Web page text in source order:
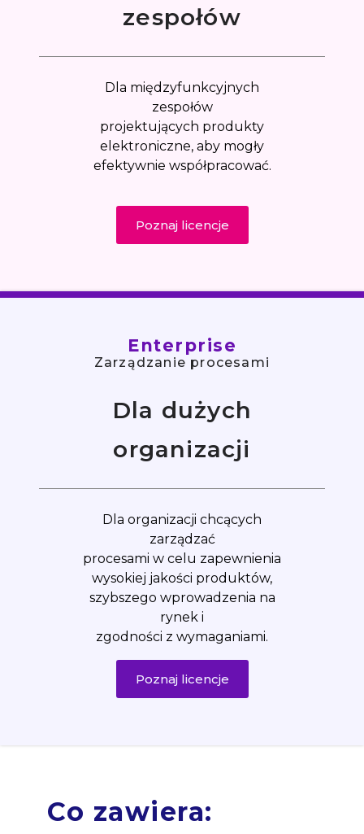
zespołów
Dla międzyfunkcyjnych
zespołów
projektujących produkty
elektroniczne, aby mogły
efektywnie współpracować.
Poznaj licencje
Enterprise
Zarządzanie procesami
Dla dużych
organizacji
Dla organizacji chcących
zarządzać
procesami w celu zapewnienia
wysokiej jakości produktów,
szybszego wprowadzenia na
rynek i
zgodności z wymaganiami.
Poznaj licencje
Co zawiera: